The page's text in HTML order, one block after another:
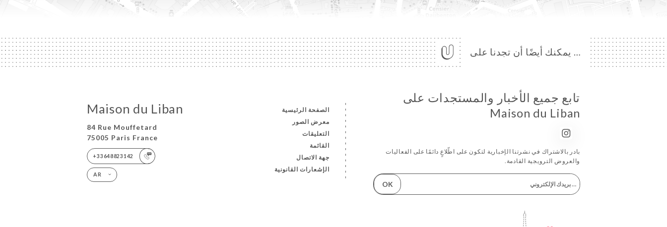
… يمكنك أيضًا أن تجدنا على
Maison du Liban
84 Rue Mouffetard
75005 Paris France
+33648823142
AR
الصفحة الرئيسية
معرض الصور
التعليقات
القائمة
جهة الاتصال
الإشعارات القانونية
تابع جميع الأخبار والمستجدات على
Maison du Liban
بادر بالاشتراك في نشرتنا الإخبارية لتكون على اطّلاعٍ دائمًا على الفعاليات
والعروض الترويجية القادمة.
OK